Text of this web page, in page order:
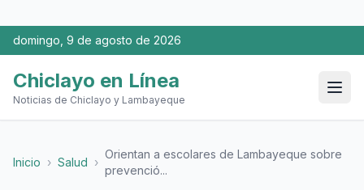
domingo, 9 de agosto de 2026
Chiclayo en Línea
Noticias de Chiclayo y Lambayeque
Inicio › Salud ›
Orientan a escolares de Lambayeque sobre
prevenció...